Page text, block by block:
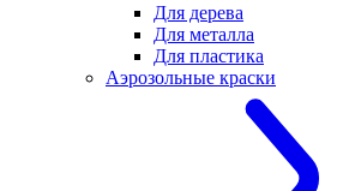
Для дерева
Для металла
Для пластика
Аэрозольные краски